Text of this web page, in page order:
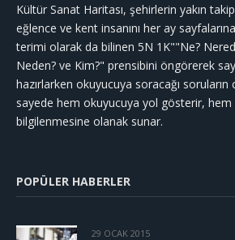
Kültür Sanat Haritası, şehirlerin yakın
eğlence ve kent insanını her ay
terimi olarak da bilinen 5N 1K""Ne?
Neden? ve Kim?" prensibini öngörerek
hazırlarken okuyucuya soracağı soruların
sayede hem okuyucuya yol gösterir, hem
bilgilenmesine olanak sunar.
POPÜLER HABERLER
29 OCAK 2015